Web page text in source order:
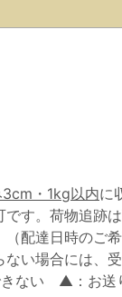
・1kg以内に
す。荷物追跡
配達日時のご希
い場合には、
ない ▲：お送